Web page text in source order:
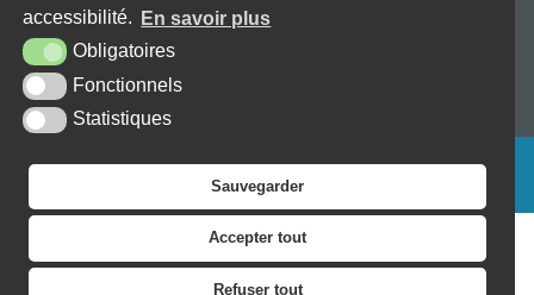
accessibilité.
En savoir plus
Obligatoires
Fonctionnels
Statistiques
Sauvegarder
Accepter tout
Refuser tout
Tél. : 02 32 41 08 21
CONTACT HORAIRES
PLAN DU SITE AIDE
ACCESSIBILITÉ
MENTIONS LÉGALES